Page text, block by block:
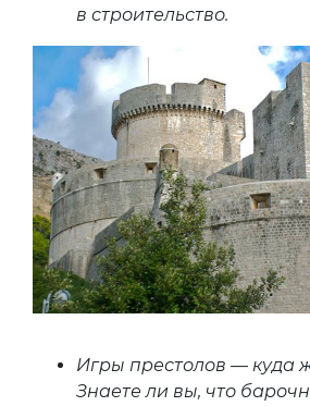
в строительство.
Игры престолов — куда
Знаете ли вы, что